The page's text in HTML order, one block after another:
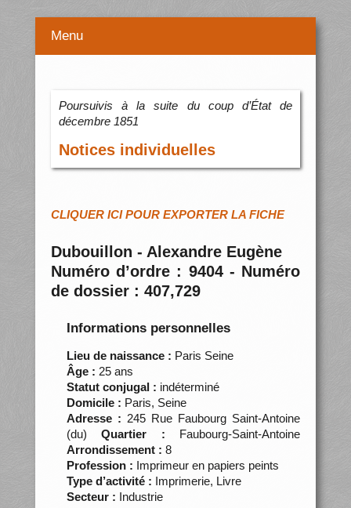
Menu
Poursuivis à la suite du coup d’État de
décembre 1851
Notices individuelles
CLIQUER ICI POUR EXPORTER LA FICHE
Dubouillon - Alexandre Eugène
Numéro d’ordre : 9404 - Numéro
de dossier : 407,729
Informations personnelles
Lieu de naissance : Paris Seine
Âge : 25 ans
Statut conjugal : indéterminé
Domicile : Paris, Seine
Adresse : 245 Rue Faubourg Saint-Antoine
(du)Quartier : Faubourg-Saint-Antoine
Arrondissement : 8
Profession : Imprimeur en papiers peints
Type d’activité : Imprimerie, Livre
Secteur : Industrie